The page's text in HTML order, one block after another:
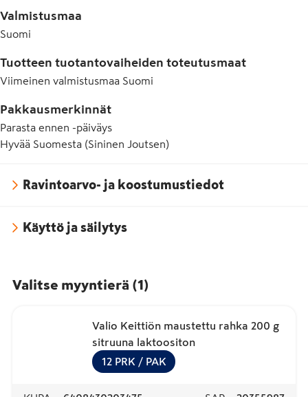
Valmistusmaa
Suomi
Tuotteen tuotantovaiheiden toteutusmaat
Viimeinen valmistusmaa Suomi
Pakkausmerkinnät
Parasta ennen -päiväys
Hyvää Suomesta (Sininen Joutsen)
Ravintoarvo- ja koostumustiedot
Käyttö ja säilytys
Valitse myyntierä (1)
Valio Keittiön maustettu rahka 200 g
sitruuna laktoositon
12 PRK / PAK